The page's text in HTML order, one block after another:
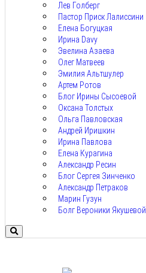
Лев Голберг
Пастор Приск Лалиссини
Елена Богуцкая
Ирина Davy
Эвелина Азаева
Олег Матвеев
Эмилия Альтшулер
Артем Ротов
Блог Ирины Сысоевой
Оксана Толстых
Ольга Павловская
Андрей Иришкин
Ирина Павлова
Елена Курагина
Александр Ресин
Блог Сергея Зинченко
Александр Петраков
Марин Гузун
Болг Вероники Якушевой